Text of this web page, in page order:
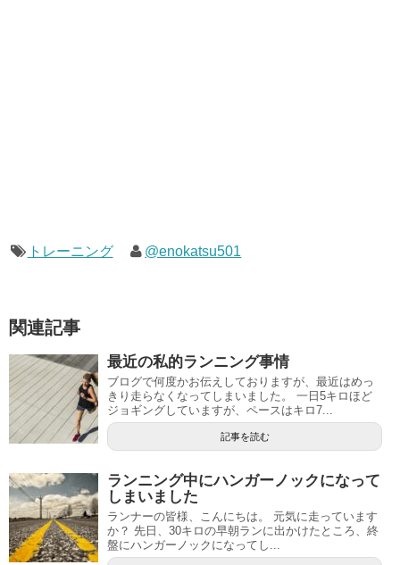
トレーニング @enokatsu501
関連記事
最近の私的ランニング事情
ブログで何度かお伝えしておりますが、最近はめっ
きり走らなくなってしまいました。 一日5キロほど
ジョギングしていますが、ペースはキロ7...
記事を読む
ランニング中にハンガーノックになって
しまいました
ランナーの皆様、こんにちは。 元気に走っています
か？ 先日、30キロの早朝ランに出かけたところ、終
盤にハンガーノックになってし...